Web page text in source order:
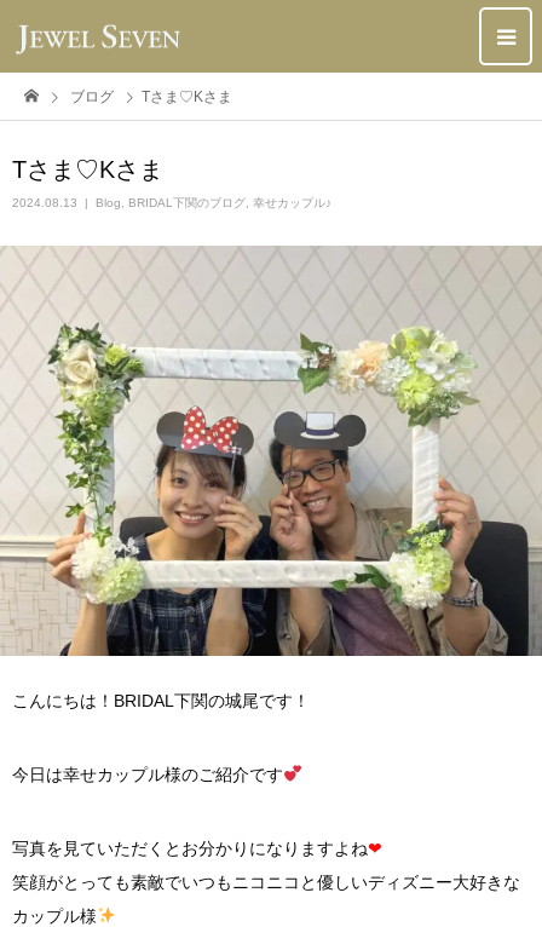
ブログ Tさま♡Kさま
Tさま♡Kさま
2024.08.13 Blog BRIDAL下関のブログ 幸せカップル♪
こんにちは！BRIDAL下関の城尾です！
今日は幸せカップル様のご紹介です
写真を見ていただくとお分かりになりますよね❤︎
笑顔がとっても素敵でいつもニコニコと優しいディズニー大好きな
カップル様